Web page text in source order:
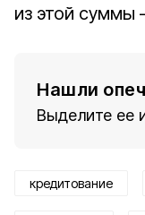
из этой суммы
Нашли
Выделите ее
кредитование